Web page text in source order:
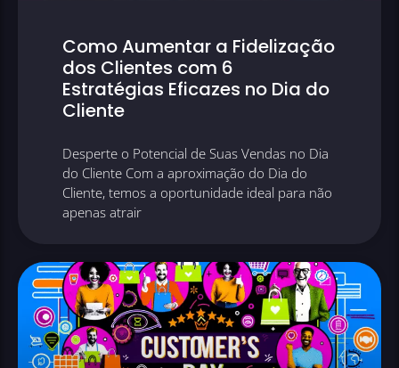
Como Aumentar a Fidelização
dos Clientes com 6
Estratégias Eficazes no Dia do
Cliente
Desperte o Potencial de Suas Vendas no Dia
do Cliente Com a aproximação do Dia do
Cliente, temos a oportunidade ideal para não
apenas atrair